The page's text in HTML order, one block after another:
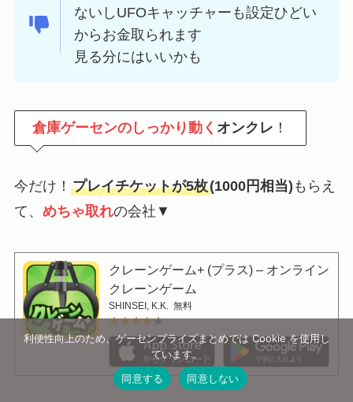
ないしUFOキャッチャーも設定ひどい
からお金取られます
見る分にはいいかも
倉庫ゲーセンのしっかり動く オンクレ ！
今だけ！ プレイチケットが5枚(1000円相当) もらえ
て、 めちゃ取れの会社▼
クレーンゲーム+ (プラス) – オンライン
クレーンゲーム
SHINSEI, K.K. 無料
★★★★★
★★★★★
利便性向上のため、ゲーセンプライズまとめでは Cookie を使用し
ています。
同意する
同意しない